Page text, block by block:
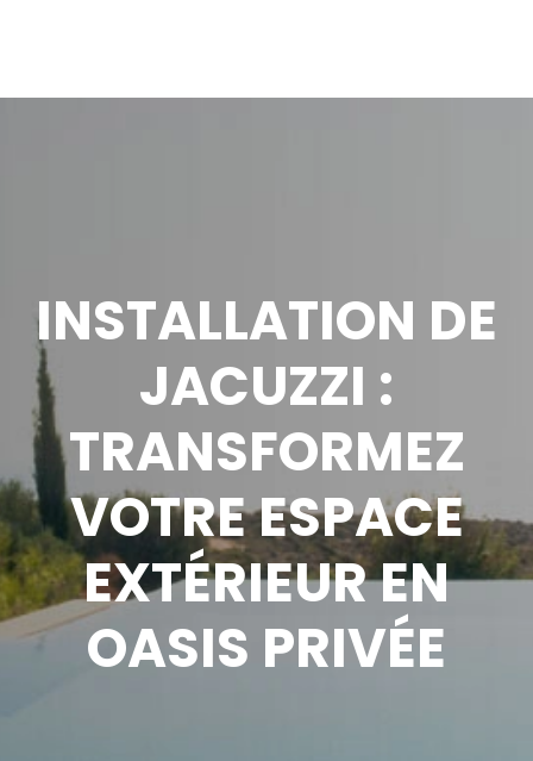
INSTALLATION DE
JACUZZI :
TRANSFORMEZ
VOTRE ESPACE
EXTÉRIEUR EN
OASIS PRIVÉE